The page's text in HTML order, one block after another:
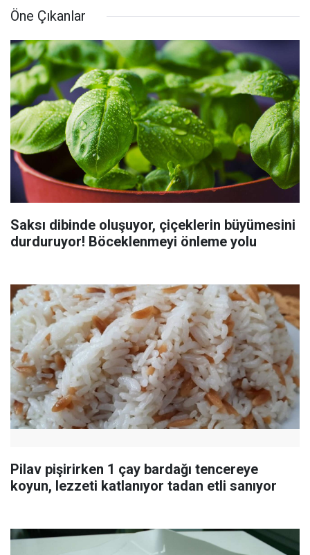
Öne Çıkanlar
Saksı dibinde oluşuyor, çiçeklerin büyümesini
durduruyor! Böceklenmeyi önleme yolu
Pilav pişirirken 1 çay bardağı tencereye
koyun, lezzeti katlanıyor tadan etli sanıyor